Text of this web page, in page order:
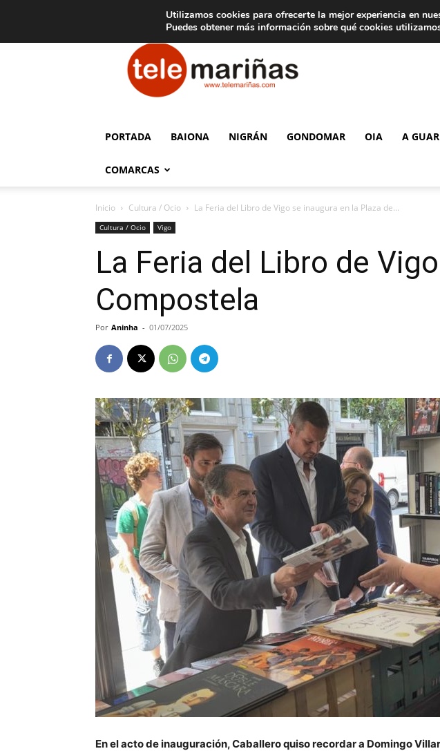
Aviso legal Tarifas de publicidad
Telemariñas
PORTADA BAIONA NIGRÁN GONDOMAR OIA A
COMARCAS
Inicio Cultura / Ocio La Feria del Libro de Vigo se inaugura en la Plaza de...
Cultura / Ocio Vigo
La Feria del Libro de
Compostela
Por Aninha - 01/07/2025
En el acto de inauguración, Caballero quiso recordar a Domingo
Utilizamos cookies para ofrecerte la mejor experiencia en
Puedes obtener más información sobre qué cookies